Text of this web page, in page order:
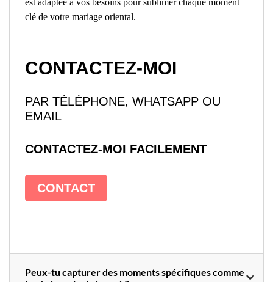
clé de votre mariage oriental.
CONTACTEZ-MOI
PAR TÉLÉPHONE, WHATSAPP OU
EMAIL
CONTACTEZ-MOI FACILEMENT
CONTACT
Peux-tu capturer des moments spécifiques comme